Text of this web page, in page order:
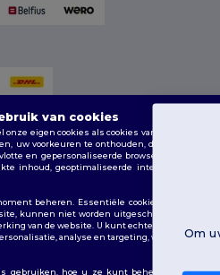
|Privacybeleid |
van cookies
eigen cookies als cookies van derden om
uw voorkeuren te onthouden, de prestaties
en gepersonaliseerde browse-ervaring te
inhoud, geoptimaliseerde interacties met
beheren. Essentiële cookies, die nodig
kunnen niet worden uitgeschakeld omdat
van de website. U kunt echter kiezen of u
analyse en targeting, wilt toestaan
gebruiken, hoe u ze kunt beheren en over
vertel ons: voor wie bent